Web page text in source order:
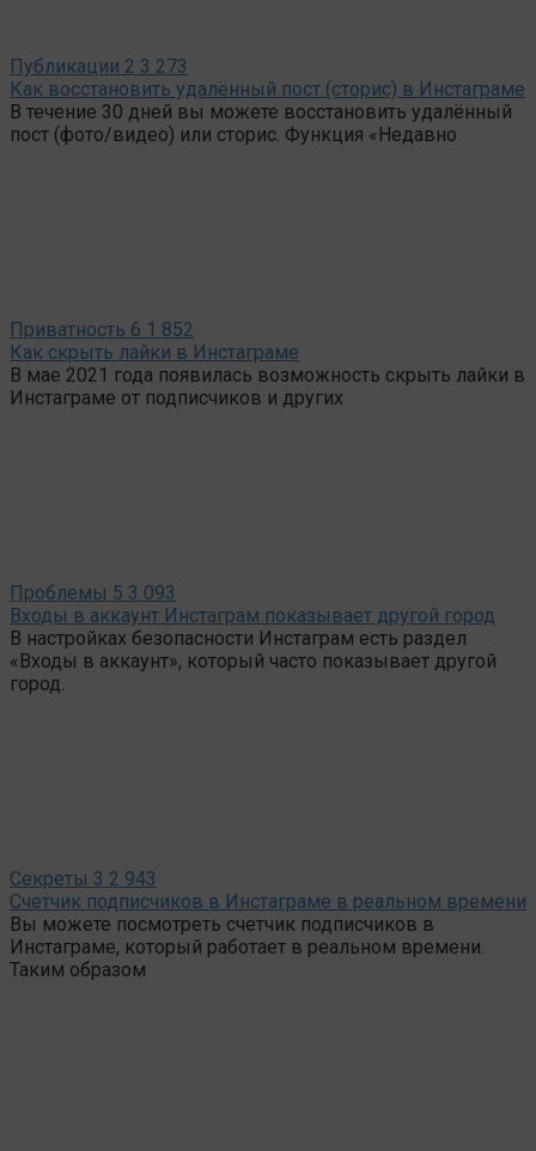
Публикации 2 3 273
Как восстановить удалённый пост (сторис) в Инстаграме
В течение 30 дней вы можете восстановить удалённый
пост (фото/видео) или сторис. Функция «Недавно
Приватность 6 1 852
Как скрыть лайки в Инстаграме
В мае 2021 года появилась возможность скрыть лайки в
Инстаграме от подписчиков и других
Проблемы 5 3 093
Входы в аккаунт Инстаграм показывает другой город
В настройках безопасности Инстаграм есть раздел
«Входы в аккаунт», который часто показывает другой
город.
Секреты 3 2 943
Счетчик подписчиков в Инстаграме в реальном времени
Вы можете посмотреть счетчик подписчиков в
Инстаграме, который работает в реальном времени.
Таким образом